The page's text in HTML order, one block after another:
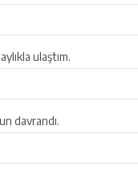
ulaştım.
davrandı.